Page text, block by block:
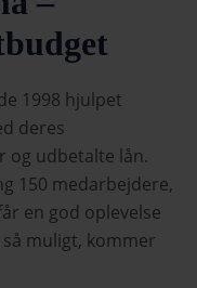
1998 hjulpet
deres
og udbetalte lån.
150 medarbejdere,
en god oplevelse
muligt, kommer